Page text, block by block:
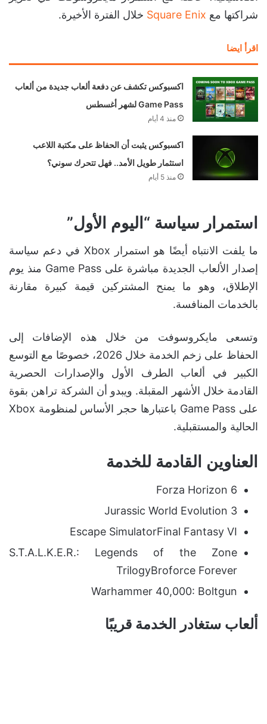
شراكتها مع Square Enix خلال الفترة الأخيرة.
اقرأ ايضا
اكسبوكس تكشف عن دفعة ألعاب جديدة من ألعاب
Game Pass لشهر أغسطس
منذ 4 أيام
اكسبوكس يثبت أن الحفاظ على مكتبة اللاعب
استثمار طويل الأمد.. فهل تتحرك سوني؟
منذ 5 أيام
استمرار سياسة “اليوم الأول”
ما يلفت الانتباه أيضًا هو استمرار Xbox في دعم سياسة
إصدار الألعاب الجديدة مباشرة على Game Pass منذ يوم
الإطلاق، وهو ما يمنح المشتركين قيمة كبيرة مقارنة
بالخدمات المنافسة.
وتسعى مايكروسوفت من خلال هذه الإضافات إلى
الحفاظ على زخم الخدمة خلال 2026، خصوصًا مع التوسع
الكبير في ألعاب الطرف الأول والإصدارات الحصرية
القادمة خلال الأشهر المقبلة. ويبدو أن الشركة تراهن بقوة
على Game Pass باعتبارها حجر الأساس لمنظومة Xbox
الحالية والمستقبلية.
العناوين القادمة للخدمة
Forza Horizon 6
Jurassic World Evolution 3
Escape SimulatorFinal Fantasy VI
S.T.A.L.K.E.R.: Legends of the Zone
TrilogyBroforce Forever
Warhammer 40,000: Boltgun
ألعاب ستغادر الخدمة قريبًا